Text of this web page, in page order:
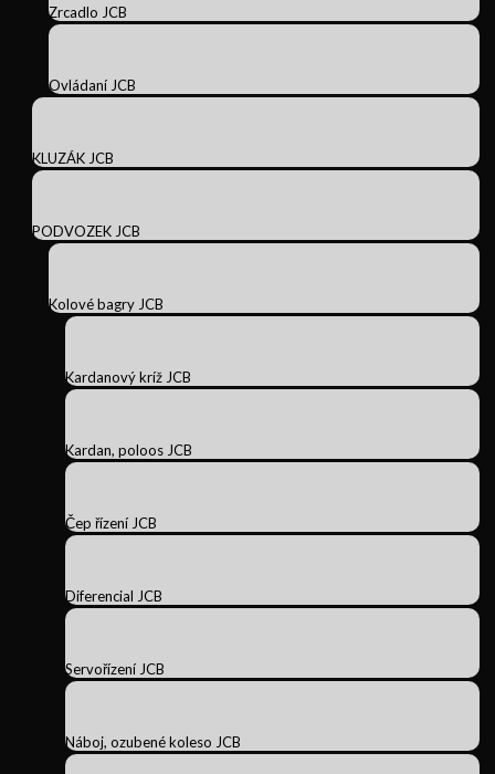
Zrcadlo JCB
Ovládaní JCB
KLUZÁK JCB
PODVOZEK JCB
Kolové bagry JCB
Kardanový kríž JCB
Kardan, poloos JCB
Čep řízení JCB
Diferencial JCB
Servořízení JCB
Náboj, ozubené koleso JCB